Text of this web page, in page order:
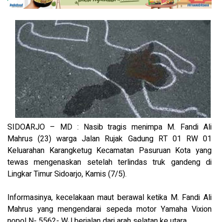
SIDOARJO – MD : Nasib tragis menimpa M. Fandi Ali
Mahrus (23) warga Jalan Rujak Gadung RT 01 RW 01
Keluarahan Karangketug Kecamatan Pasuruan Kota yang
tewas mengenaskan setelah terlindas truk gandeng di
Lingkar Timur Sidoarjo, Kamis (7/5).
Informasinya, kecelakaan maut berawal ketika M. Fandi Ali
Mahrus yang mengendarai sepeda motor Yamaha Vixion